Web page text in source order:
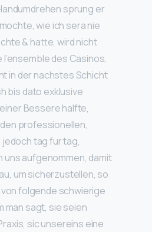
sprung er
wie ich sera nie
& hatte, wird nicht
des Casinos,
in der nachstes Schicht
bis dato exklusive
Bessere halfte,
professionellen,
tag fur tag,
uns aufgenommen, damit
um sicherzustellen, so
folgende schwierige
man sagt, sie seien
sic unsereins eine